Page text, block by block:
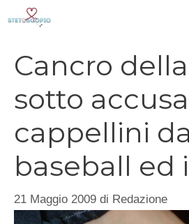
Cancro
sotto accusa
cappellini da
baseball ed
21 Maggio 2009 di Redazione